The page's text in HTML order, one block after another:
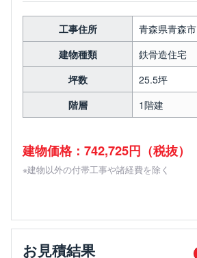
工事住所
青森県青森市
建物種類
鉄骨造住宅
坪数
25.5坪
階層
1階建
建物価格：742,725円（税抜）
※建物以外の付帯工事や諸経費を除く
お見積結果